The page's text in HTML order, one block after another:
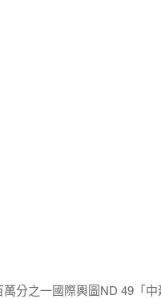
分之一國際輿圖ND 49「